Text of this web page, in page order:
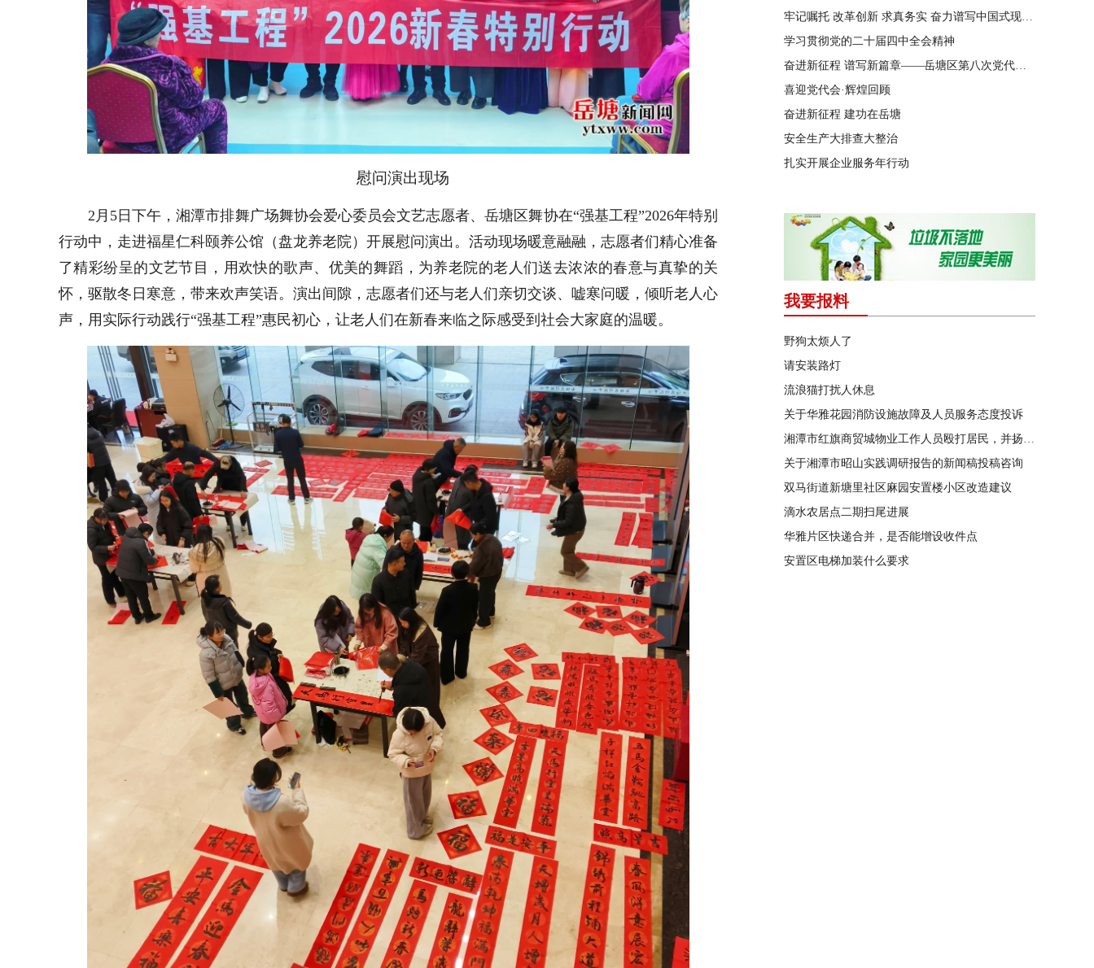
慰问演出现场
2月5日下午，湘潭市排舞广场舞协会爱心委员会文艺志愿者、岳塘区舞协在“强基工程”2026年特别
行动中，走进福星仁科颐养公馆（盘龙养老院）开展慰问演出。活动现场暖意融融，志愿者们精心准备
了精彩纷呈的文艺节目，用欢快的歌声、优美的舞蹈，为养老院的老人们送去浓浓的春意与真挚的关
怀，驱散冬日寒意，带来欢声笑语。演出间隙，志愿者们还与老人们亲切交谈、嘘寒问暖，倾听老人心
声，用实际行动践行“强基工程”惠民初心，让老人们在新春来临之际感受到社会大家庭的温暖。
牢记嘱托 改革创新 求真务实 奋力谱写中国式现代化湖南篇章
学习贯彻党的二十届四中全会精神
奋进新征程 谱写新篇章——岳塘区第八次党代会特别报道
喜迎党代会·辉煌回顾
奋进新征程 建功在岳塘
安全生产大排查大整治
扎实开展企业服务年行动
我要报料
野狗太烦人了
请安装路灯
流浪猫打扰人休息
关于华雅花园消防设施故障及人员服务态度投诉
湘潭市红旗商贸城物业工作人员殴打居民，并扬言恐吓“我打死你有冯友根负责”
关于湘潭市昭山实践调研报告的新闻稿投稿咨询
双马街道新塘里社区麻园安置楼小区改造建议
滴水农居点二期扫尾进展
华雅片区快递合并，是否能增设收件点
安置区电梯加装什么要求